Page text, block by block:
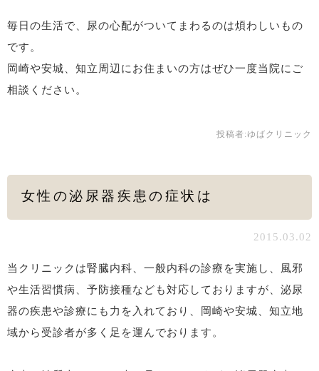
毎日の生活で、尿の心配がついてまわるのは煩わしいもの
です。
岡崎や安城、知立周辺にお住まいの方はぜひ一度当院にご
相談ください。
投稿者: ゆばクリニック
女性の泌尿器疾患の症状は
2015.03.02
当クリニックは腎臓内科、一般内科の診療を実施し、風邪
や生活習慣病、予防接種なども対応しておりますが、泌尿
器の疾患や診療にも力を入れており、岡崎や安城、知立地
域から受診者が多く足を運んでおります。